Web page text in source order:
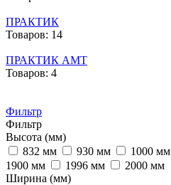
ПРАКТИК
Товаров: 14
ПРАКТИК AMT
Товаров: 4
Фильтр
Фильтр
Высота (мм)
832 мм
930 мм 1000 мм
1900 мм
1996 мм
2000 мм
Ширина (мм)